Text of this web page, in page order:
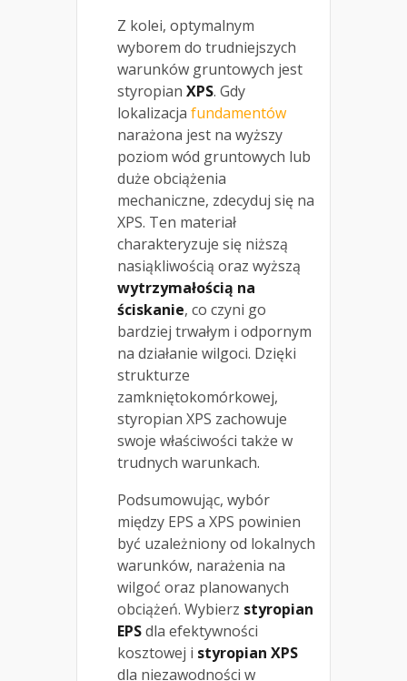
Z kolei, optymalnym
wyborem do trudniejszych
warunków gruntowych jest
styropian XPS. Gdy
lokalizacja fundamentów
narażona jest na wyższy
poziom wód gruntowych lub
duże obciążenia
mechaniczne, zdecyduj się na
XPS. Ten materiał
charakteryzuje się niższą
nasiąkliwością oraz wyższą
wytrzymałością na
ściskanie, co czyni go
bardziej trwałym i odpornym
na działanie wilgoci. Dzięki
strukturze
zamkniętokomórkowej,
styropian XPS zachowuje
swoje właściwości także w
trudnych warunkach.
Podsumowując, wybór
między EPS a XPS powinien
być uzależniony od lokalnych
warunków, narażenia na
wilgoć oraz planowanych
obciążeń. Wybierz styropian
EPSdla efektywności
kosztowej i styropian XPS
dla niezawodności w